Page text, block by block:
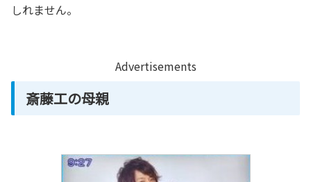
しれません。
Advertisements
斎藤工の母親